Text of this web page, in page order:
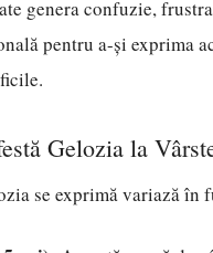
genera confuzie,
pentru a-și exprima
Gelozia la
se exprimă variază în